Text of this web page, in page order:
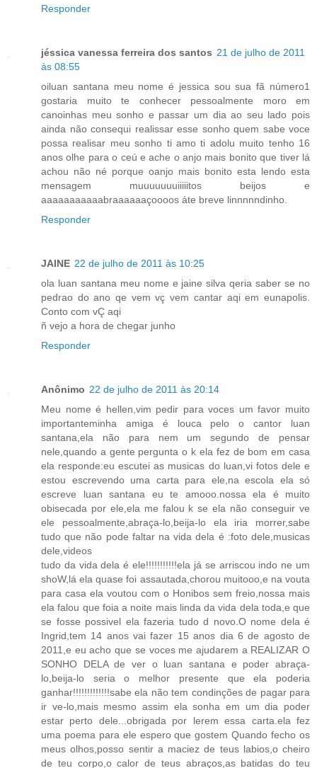
Responder
jéssica vanessa ferreira dos santos 21 de julho de 2011
às 08:55
oiluan santana meu nome é jessica sou sua fã número1
gostaria muito te conhecer pessoalmente moro em
canoinhas meu sonho e passar um dia ao seu lado pois
ainda não consequi realissar esse sonho quem sabe voce
possa realisar meu sonho ti amo ti adolu muito tenho 16
anos olhe para o ceú e ache o anjo mais bonito que tiver lá
achou não né porque oanjo mais bonito esta lendo esta
mensagem muuuuuuuiiiiitos beijos e
aaaaaaaaaaabraaaaaaçoooos áte breve linnnnndinho.
Responder
JAINE 22 de julho de 2011 às 10:25
ola luan santana meu nome e jaine silva qeria saber se no
pedrao do ano qe vem vç vem cantar aqi em eunapolis.
Conto com vÇ aqi
ñ vejo a hora de chegar junho
Responder
Anônimo 22 de julho de 2011 às 20:14
Meu nome é hellen,vim pedir para voces um favor muito
importanteminha amiga é louca pelo o cantor luan
santana,ela não para nem um segundo de pensar
nele,quando a gente pergunta o k ela fez de bom em casa
ela responde:eu escutei as musicas do luan,vi fotos dele e
estou escrevendo uma carta para ele,na escola ela só
escreve luan santana eu te amooo.nossa ela é muito
obisecada por ele,ela me falou k se ela não conseguir ve
ele pessoalmente,abraça-lo,beija-lo ela iria morrer,sabe
tudo que não pode faltar na vida dela é :foto dele,musicas
dele,videos
tudo da vida dela é ele!!!!!!!!!!!ela já se arriscou indo ne um
shoW,lá ela quase foi assautada,chorou muitooo,e na vouta
para casa ela voutou com o Honibos sem freio,nossa mais
ela falou que foia a noite mais linda da vida dela toda,e que
se fosse possivel ela fazeria tudo d novo.O nome dela é
Ingrid,tem 14 anos vai fazer 15 anos dia 6 de agosto de
2011,e eu acho que se voces me ajudarem a REALIZAR O
SONHO DELA de ver o luan santana e poder abraça-
lo,beija-lo seria o melhor presente que ela poderia
ganhar!!!!!!!!!!!!!sabe ela não tem condinções de pagar para
ir ve-lo,mais mesmo assim ela sonha em um dia poder
estar perto dele...obrigada por lerem essa carta.ela fez
uma poema para ele espero que gostem Quando fecho os
meus olhos,posso sentir a maciez de teus labios,o cheiro
de teu corpo,o calor de teus abraços,as batidas do teu